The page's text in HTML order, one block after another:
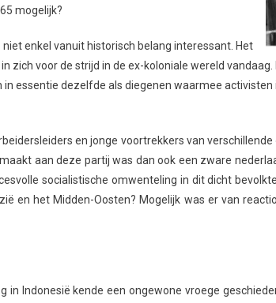
mogelijk?
niet enkel vanuit historisch belang interessant. Het
zich voor de strijd in de ex-koloniale wereld
in essentie dezelfde als diegenen waarmee
en jonge voortrekkers van
aan deze partij was dan ook een zware
socialistische omwenteling in dit dicht
en het Midden-Oosten? Mogelijk was er van
in Indonesië kende een ongewone vroege